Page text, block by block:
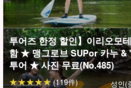
당일 컨디션에 따라
투어즈 한정 할인】이리오모
함 ★ 맹그로브 SUPor 카누 &
투어 ★ 사진 무료(No.485)
성인(
(119件)